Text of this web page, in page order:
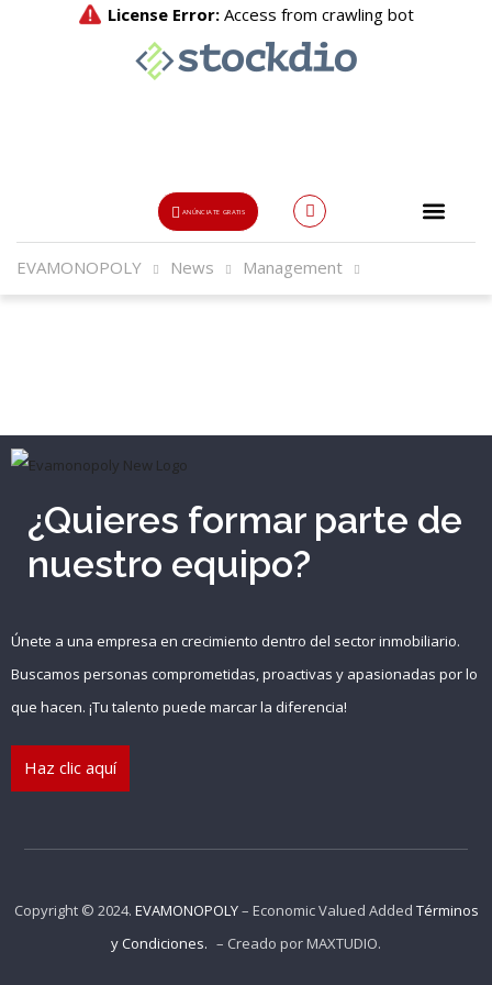
ANÚNCIATE GRATIS
Usuario o Email
Recuérdame
Registro
EVAMONOPOLY News Management
¿Quieres formar parte de
nuestro equipo?
Únete a una empresa en crecimiento dentro del sector inmobiliario.
Buscamos personas comprometidas, proactivas y apasionadas por lo
que hacen. ¡Tu talento puede marcar la diferencia!
Haz clic aquí
Copyright © 2024. EVAMONOPOLY– Economic Valued Added Términos
y Condiciones. – Creado por MAXTUDIO.